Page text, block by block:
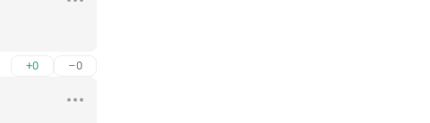
+0 –0